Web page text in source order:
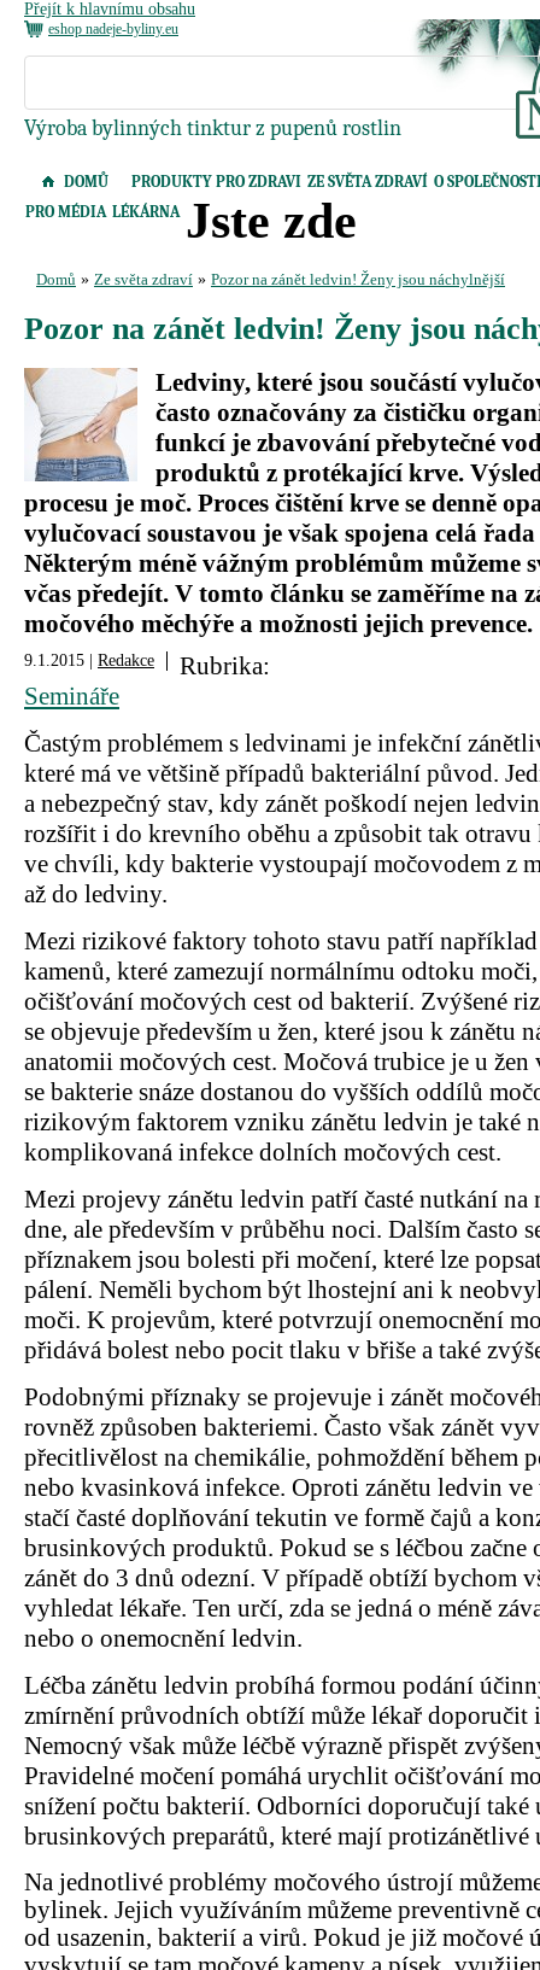
Přejít k hlavnímu obsahu
eshop nadeje-byliny.eu
Výroba bylinných tinktur z pupenů rostlin
DOMŮ PRODUKTY PRO ZDRAVI ZE SVĚTA ZDRAVÍ O
PRO MÉDIA LÉKÁRNA Jste zde
Domů » Ze světa zdraví » Pozor na zánět ledvin! Ženy jsou náchylnější
Pozor na zánět ledvin! Ženy jsou
Ledviny, které jsou součástí
často označovány za čističku
funkcí je zbavování přebytečné
produktů z protékající krve.
procesu je moč. Proces čištění krve se denně
vylučovací soustavou je však spojena celá
Některým méně vážným problémům můžeme
včas předejít. V tomto článku se zaměříme na
močového měchýře a možnosti jejich prevence.
9.1.2015 | Redakce
Rubrika:
Semináře
Častým problémem s ledvinami je infekční
které má ve většině případů bakteriální původ.
a nebezpečný stav, kdy zánět poškodí nejen
rozšířit i do krevního oběhu a způsobit tak otravu
ve chvíli, kdy bakterie vystoupají močovodem z
až do ledviny.
Mezi rizikové faktory tohoto stavu patří
kamenů, které zamezují normálnímu odtoku
očišťování močových cest od bakterií. Zvýšené
se objevuje především u žen, které jsou k zánětu
anatomii močových cest. Močová trubice je u
se bakterie snáze dostanou do vyšších oddílů
rizikovým faktorem vzniku zánětu ledvin je také
komplikovaná infekce dolních močových cest.
Mezi projevy zánětu ledvin patří časté nutkání na
dne, ale především v průběhu noci. Dalším často
příznakem jsou bolesti při močení, které lze
pálení. Neměli bychom být lhostejní ani k
moči. K projevům, které potvrzují onemocnění
přidává bolest nebo pocit tlaku v břiše a také
Podobnými příznaky se projevuje i zánět
rovněž způsoben bakteriemi. Často však zánět
přecitlivělost na chemikálie, pohmoždění během
nebo kvasinková infekce. Oproti zánětu ledvin
stačí časté doplňování tekutin ve formě čajů a
brusinkových produktů. Pokud se s léčbou začne
zánět do 3 dnů odezní. V případě obtíží bychom
vyhledat lékaře. Ten určí, zda se jedná o méně
nebo o onemocnění ledvin.
Léčba zánětu ledvin probíhá formou podání
zmírnění průvodních obtíží může lékař doporučit
Nemocný však může léčbě výrazně přispět
Pravidelné močení pomáhá urychlit očišťování
snížení počtu bakterií. Odborníci doporučují také
brusinkových preparátů, které mají protizánětlivé
Na jednotlivé problémy močového ústrojí
bylinek. Jejich využíváním můžeme preventivně
od usazenin, bakterií a virů. Pokud je již močové